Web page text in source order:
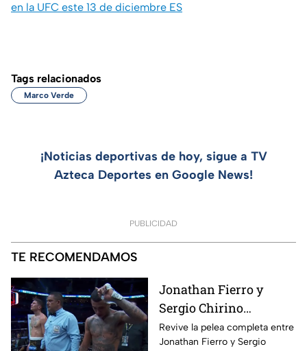
en la UFC este 13 de diciembre ES
Tags relacionados
Marco Verde
¡Noticias deportivas de hoy, sigue a TV
Azteca Deportes en Google News!
PUBLICIDAD
TE RECOMENDAMOS
Jonathan Fierro y
Sergio Chirino
protagonizan una
guerra sobre el ring
Revive la pelea completa entre
Jonathan Fierro y Sergio